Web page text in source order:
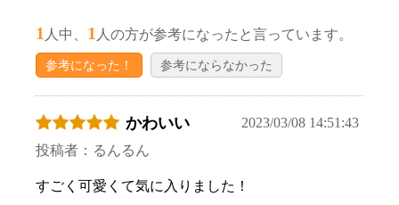
1 人中、 1 人の方が参考になったと言っています。
参考になった！ 参考にならなかった
かわいい
2023/03/08 14:51:43
投稿者：るんるん
すごく可愛くて気に入りました！